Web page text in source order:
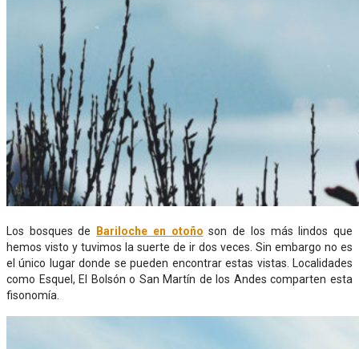
Los bosques de Bariloche en otoño son de los más lindos que
hemos visto y tuvimos la suerte de ir dos veces. Sin embargo no es
el único lugar donde se pueden encontrar estas vistas. Localidades
como Esquel, El Bolsón o San Martín de los Andes comparten esta
fisonomía.